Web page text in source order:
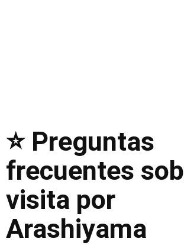
⭐ Preguntas
frecuentes
visita por
Arashiyama